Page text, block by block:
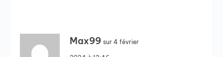
Max99 sur 4 février